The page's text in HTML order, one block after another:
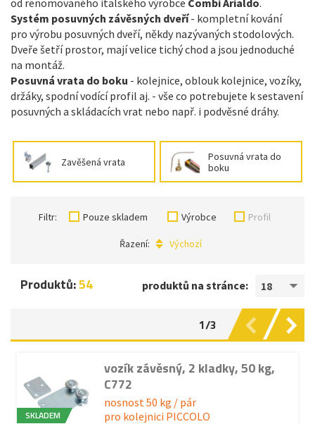
od renomovaného italského výrobce Combi Arialdo.
Systém posuvných závěsných dveří- kompletní kování
pro výrobu posuvných dveří, někdy nazývaných stodolových.
Dveře šetří prostor, mají velice tichý chod a jsou jednoduché
na montáž.
Posuvná vrata do boku - kolejnice, oblouk kolejnice, vozíky,
držáky, spodní vodící profil aj. - vše co potrebujete k sestavení
posuvných a skládacích vrat nebo např. i podvěsné dráhy.
Zavěšená vrata
Posuvná vrata do
boku
Filtr: Pouze skladem Výrobce Profil
Řazení: Výchozí
produktů na stránce: 18
Produktů:54
1/3
SKLADEM
vozík závěsný, 2 kladky, 50 kg,
C772
nosnost 50 kg / pár
pro kolejnici PICCOLO